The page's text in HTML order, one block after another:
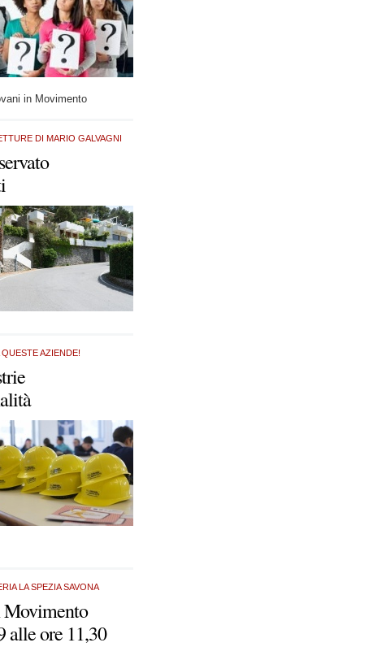
in Movimento
DI MARIO GALVAGNI
AZIENDE!
LA SPEZIA SAVONA
Movimento
alle ore 11,30